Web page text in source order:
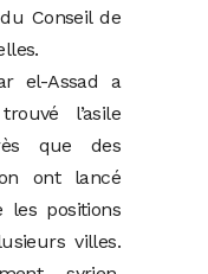
Conseil de
el-Assad a
l’asile
que des
ont lancé
les positions
villes.